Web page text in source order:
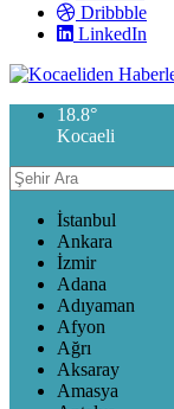
Dribbble
LinkedIn
18.8°
Kocaeli
İstanbul
Ankara
İzmir
Adana
Adıyaman
Afyon
Ağrı
Aksaray
Amasya